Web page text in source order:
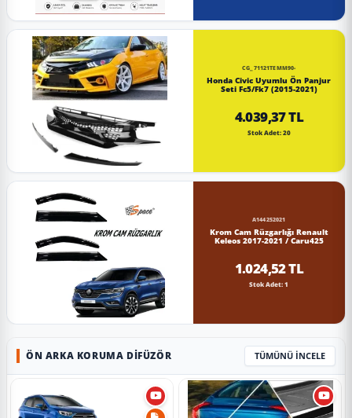
CG_71121TEMM90-
Honda Civic Uyumlu Ön Panjur
Seti Fc5/Fk7 (2015-2021)
4.039,37 TL
Stok Adet: 20
A144252021
Krom Cam Rüzgarlığı Renault
Keleos 2017-2021 / Caru425
1.024,52 TL
Stok Adet: 1
ÖN ARKA KORUMA DIFÜZÖR TÜMÜNÜ İNCELE